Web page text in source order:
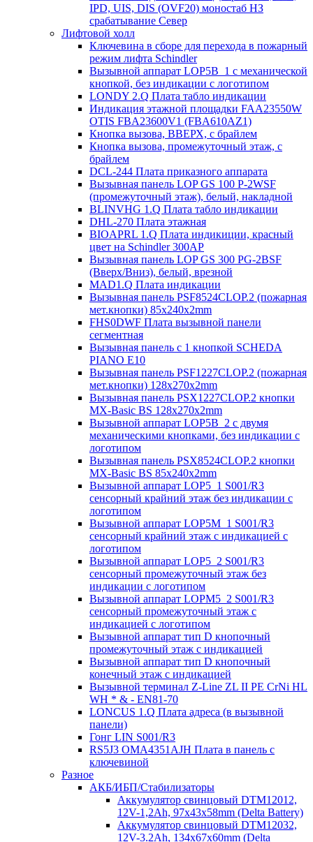
IPD, UIS, DIS (OVF20) моностаб НЗ
срабатывание Cевер
Лифтовой холл
Ключевина в сборе для перехода в пожарный
режим лифта Schindler
Вызывной аппарат LOP5B_1 с механической
кнопкой, без индикации с логотипом
LONDY 2.Q Плата табло индикации
Индикация этажной площадки FAA23550W
OTIS FBA23600V1 (FBA610AZ1)
Кнопка вызова, ВВЕРХ, с брайлем
Кнопка вызова, промежуточный этаж, с
брайлем
DCL-244 Плата приказного аппарата
Вызывная панель LOP GS 100 P-2WSF
(промежуточный этаж), белый, накладной
BLINVHG 1.Q Плата табло индикации
DHL-270 Плата этажная
BIOAPRL 1.Q Плата индикиции, красный
цвет на Schindler 300AP
Вызывная панель LOP GS 300 PG-2BSF
(Вверх/Вниз), белый, врезной
MAD1.Q Плата индикации
Вызывная панель PSF8524CLOP.2 (пожарная
мет.кнопки) 85х240х2mm
FHS0DWF Плата вызывной панели
сегментная
Вызывная панель с 1 кнопкой SCHEDA
PIANO E10
Вызывная панель PSF1227CLOP.2 (пожарная
мет.кнопки) 128х270х2mm
Вызывная панель PSX1227CLOP.2 кнопки
MX-Basic BS 128х270х2mm
Вызывной аппарат LOP5B_2 с двумя
механическими кнопками, без индикации с
логотипом
Вызывная панель PSX8524CLOP.2 кнопки
MX-Basic BS 85х240х2mm
Вызывной аппарат LOP5_1 S001/R3
сенсорный крайний этаж без индикации с
логотипом
Вызывной аппарат LOP5M_1 S001/R3
сенсорный крайний этаж с индикацией с
логотипом
Вызывной аппарат LOP5_2 S001/R3
сенсорный промежуточный этаж без
индикации с логотипом
Вызывной аппарат LOPM5_2 S001/R3
сенсорный промежуточный этаж с
индикацией с логотипом
Вызывной аппарат тип D кнопочный
промежуточный этаж с индикацией
Вызывной аппарат тип D кнопочный
конечный этаж с индикацией
Вызывной терминал Z-Line ZL II PE CrNi HL
WH * & - EN81-70
LONCUS 1.Q Плата адреса (в вызывной
панели)
Гонг LIN S001/R3
RS5J3 OMA4351AJH Плата в панель с
ключевиной
Разное
АКБ/ИБП/Стабилизаторы
Аккумулятор свинцовый DTM12012,
12V-1,2Ah, 97х43х58mm (Delta Battery)
Аккумулятор свинцовый DTM12032,
12V-3.2Ah, 134x67x60mm (Delta